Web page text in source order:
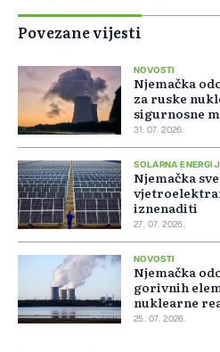
Povezane vijesti
NOVOSTI
Njemačka
za ruske
sigurnosne
31. 07. 2026.
SOLARNA
Njemačka
iznenaditi
27. 07. 2026.
NOVOSTI
Njemačka
gorivnih
nuklearne
25. 07. 2026.